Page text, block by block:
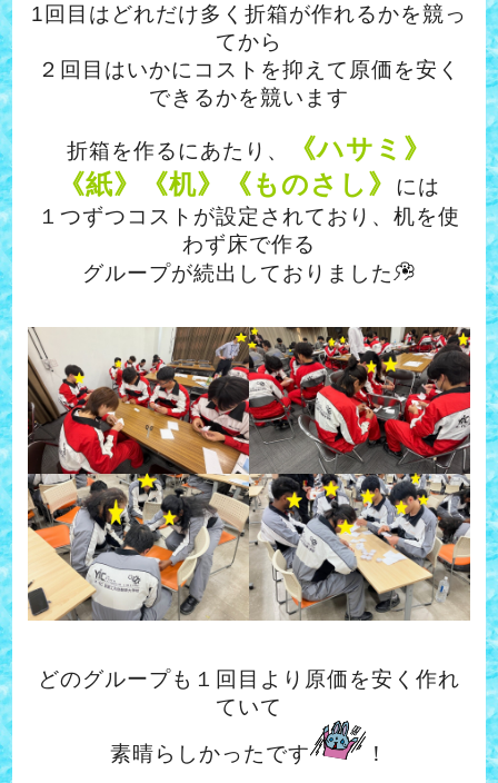
1回目はどれだけ多く折箱が作れるかを競っ
てから
２回目はいかにコストを抑えて原価を安く
できるかを競います
折箱を作るにあたり、
《ハサミ》
《紙》《机》《ものさし》
には
１つずつコストが設定されており、机を使
わず床で作る
グループが続出しておりました
どのグループも１回目より原価を安く作れ
ていて
素晴らしかったです
！